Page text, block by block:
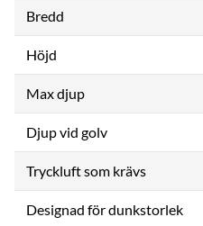
Bredd
Höjd
Max djup
Djup vid golv
Tryckluft som krävs
Designad för dunkstorlek